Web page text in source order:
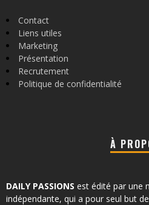
Contact
Liens utiles
Marketing
Présentation
Recrutement
Politique de confidentialité
À
DAILY PASSIONS est édité par une
indépendante, qui a pour seul but